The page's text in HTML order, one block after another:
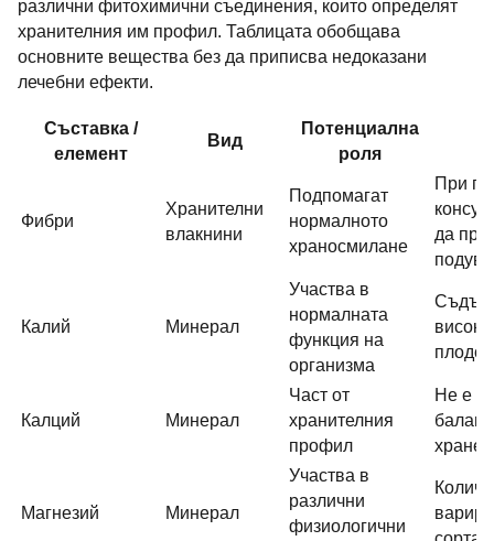
различни фитохимични съединения, които определят
хранителния им профил. Таблицата обобщава
основните вещества без да приписва недоказани
лечебни ефекти.
Съставка /
елемент
Вид
Потенциална
роля
Фибри
Хранителни
влакнини
Подпомагат
нормалното
храносмилане
При
да
Калий Минерал
Участва в
нормалната
функция на
организма
Калций Минерал
Част от
хранителния
профил
Не е
Магнезий Минерал
Участва в
различни
физиологични